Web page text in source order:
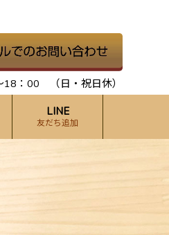
18：00 （日・祝日休）
LINE
友だち追加